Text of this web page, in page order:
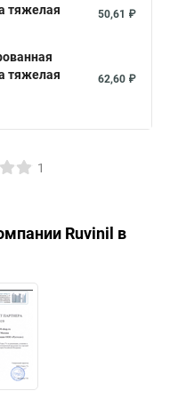
тяжелая
50,61 ₽
тяжелая
62,60 ₽
1
Ruvinil в